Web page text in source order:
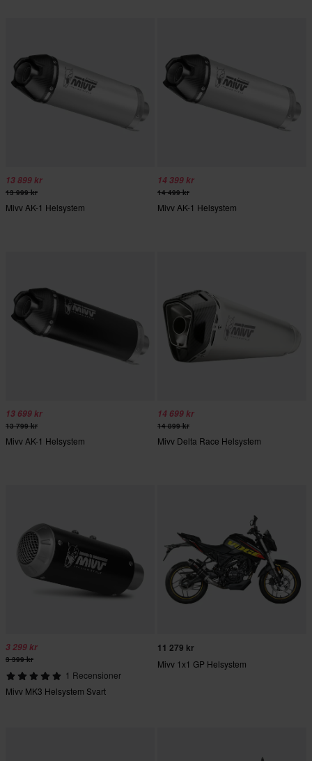
13 899 kr
13 999 kr
Mivv AK-1 Helsystem
14 399 kr
14 499 kr
Mivv AK-1 Helsystem
13 699 kr
13 799 kr
Mivv AK-1 Helsystem
14 699 kr
14 899 kr
Mivv Delta Race Helsystem
3 299 kr
3 399 kr
1 Recensioner
Mivv MK3 Helsystem Svart
11 279 kr
Mivv 1x1 GP Helsystem